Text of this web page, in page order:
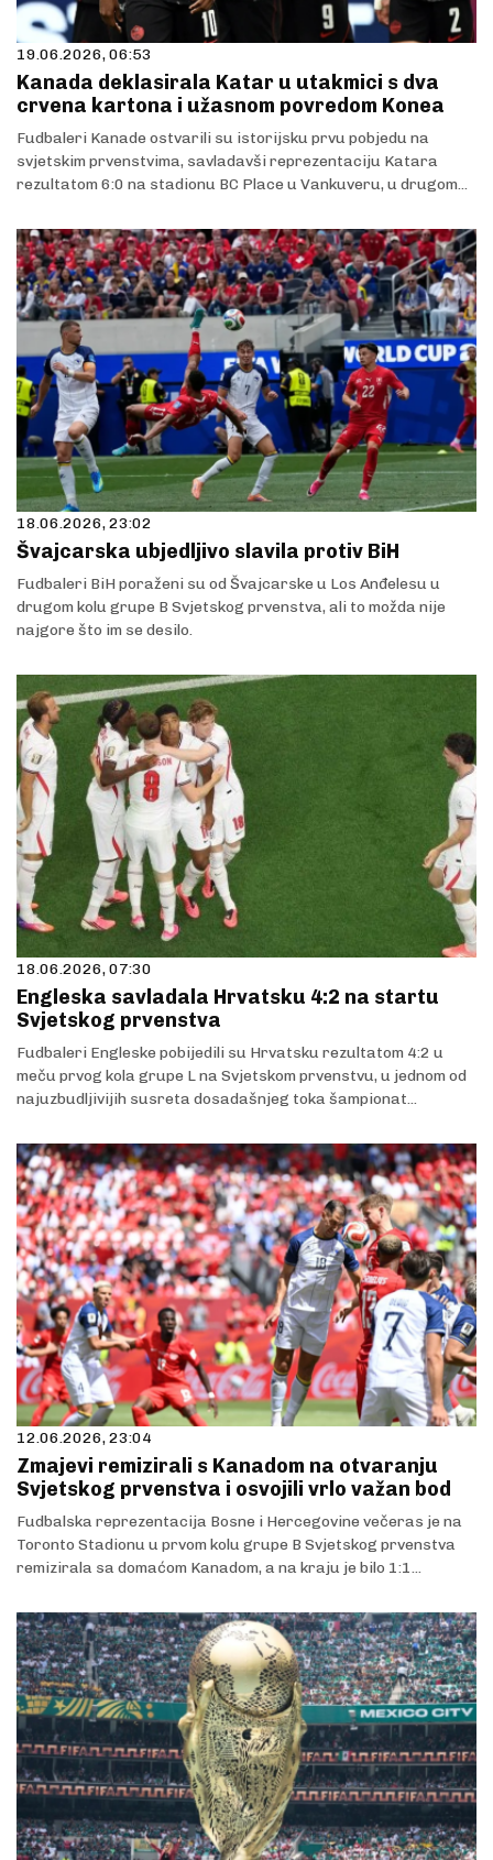
19.06.2026, 06:53
Kanada deklasirala Katar u utakmici s dva
crvena kartona i užasnom povredom Konea
Fudbaleri Kanade ostvarili su istorijsku prvu pobjedu na
svjetskim prvenstvima, savladavši reprezentaciju Katara
rezultatom 6:0 na stadionu BC Place u Vankuveru, u drugom...
18.06.2026, 23:02
Švajcarska ubjedljivo slavila protiv BiH
Fudbaleri BiH poraženi su od Švajcarske u Los Anđelesu u
drugom kolu grupe B Svjetskog prvenstva, ali to možda nije
najgore što im se desilo.
18.06.2026, 07:30
Engleska savladala Hrvatsku 4:2 na startu
Svjetskog prvenstva
Fudbaleri Engleske pobijedili su Hrvatsku rezultatom 4:2 u
meču prvog kola grupe L na Svjetskom prvenstvu, u jednom od
najuzbudljivijih susreta dosadašnjeg toka šampionat...
12.06.2026, 23:04
Zmajevi remizirali s Kanadom na otvaranju
Svjetskog prvenstva i osvojili vrlo važan bod
Fudbalska reprezentacija Bosne i Hercegovine večeras je na
Toronto Stadionu u prvom kolu grupe B Svjetskog prvenstva
remizirala sa domaćom Kanadom, a na kraju je bilo 1:1...